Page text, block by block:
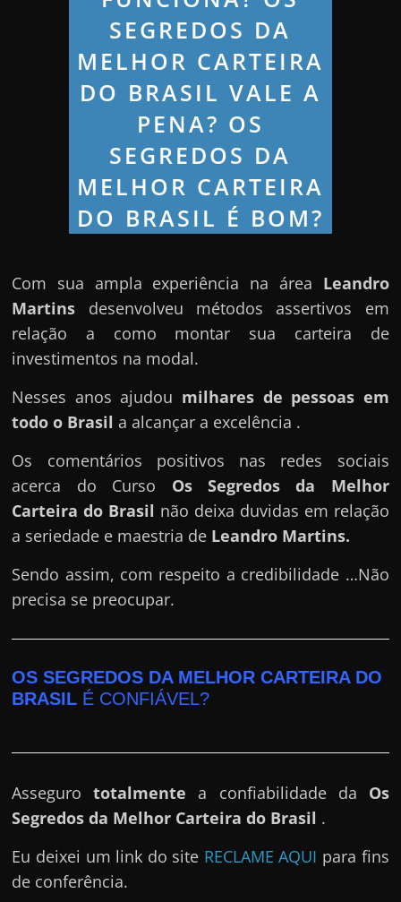
Com sua ampla experiência na área Leandro
Martins desenvolveu métodos assertivos em
relação a como montar sua carteira de
investimentos na modal.
Nesses anos ajudou milhares de pessoas em
todo o Brasil a alcançar a excelência .
Os comentários positivos nas redes sociais
acerca do Curso Os Segredos da Melhor
Carteira do Brasil não deixa duvidas em relação
a seriedade e maestria de Leandro Martins.
Sendo assim, com respeito a credibilidade …Não
precisa se preocupar.
OS SEGREDOS DA MELHOR CARTEIRA DO
BRASIL É CONFIÁVEL?
Assegurototalmente a confiabilidade da Os
Segredos da Melhor Carteira do Brasil .
Eu deixei um link do site RECLAME AQUI para fins
de conferência.